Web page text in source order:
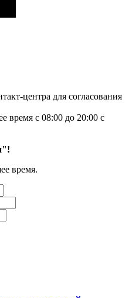
центра для согласования
время с 08:00 до 20:00 с
время.